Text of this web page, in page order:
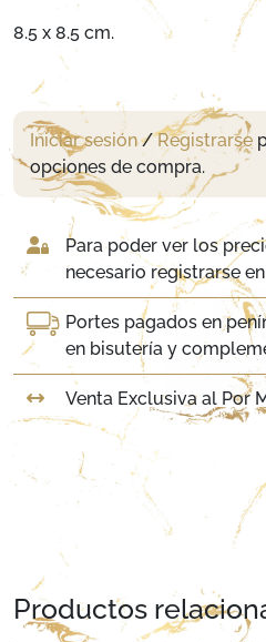
8.5 x 8.5 cm.
Iniciar sesión/Registrarse
opciones de compra.
Para poder ver los
necesario registrarse
Portes pagados en
en bisutería y
Venta Exclusiva al Por
Productos